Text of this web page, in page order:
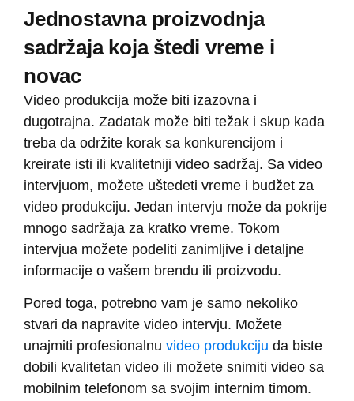
Jednostavna proizvodnja
sadržaja koja štedi vreme i
novac
Video produkcija može biti izazovna i
dugotrajna. Zadatak može biti težak i skup kada
treba da održite korak sa konkurencijom i
kreirate isti ili kvalitetniji video sadržaj. Sa video
intervjuom, možete uštedeti vreme i budžet za
video produkciju. Jedan intervju može da pokrije
mnogo sadržaja za kratko vreme. Tokom
intervjua možete podeliti zanimljive i detaljne
informacije o vašem brendu ili proizvodu.
Pored toga, potrebno vam je samo nekoliko
stvari da napravite video intervju. Možete
unajmiti profesionalnu video produkciju da biste
dobili kvalitetan video ili možete snimiti video sa
mobilnim telefonom sa svojim internim timom.